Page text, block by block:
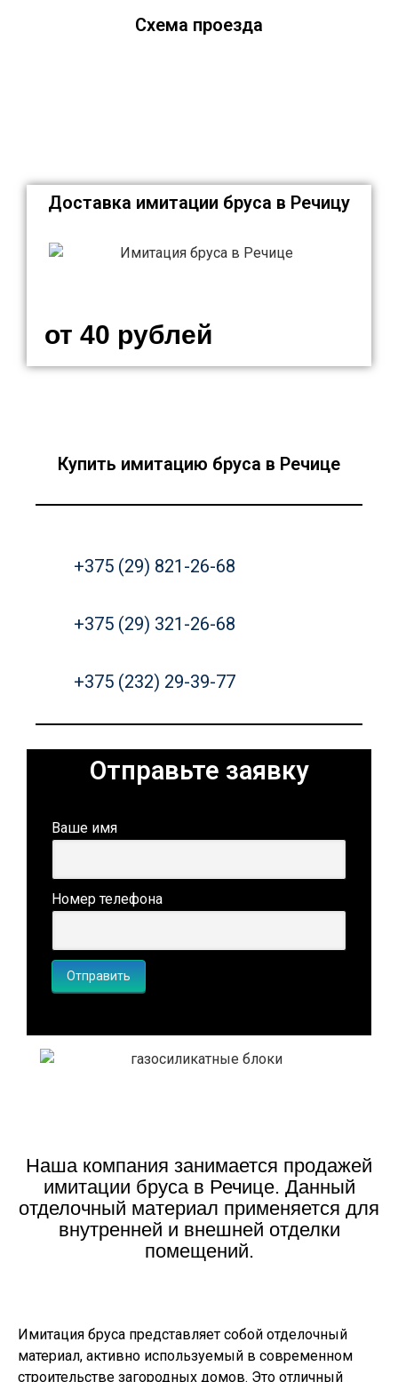
Схема проезда
Доставка имитации бруса в Речицу
от 40 рублей
Купить имитацию бруса в Речице
+375 (29) 821-26-68
+375 (29) 321-26-68
+375 (232) 29-39-77
Отправьте заявку
Ваше имя
Номер телефона
Наша компания занимается продажей
имитации бруса в Речице. Данный
отделочный материал применяется для
внутренней и внешней отделки
помещений.
Имитация бруса представляет собой отделочный
материал, активно используемый в современном
строительстве загородных домов. Это отличный